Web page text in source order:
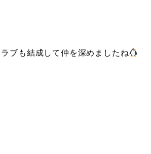
ブも結成して仲を深めましたね